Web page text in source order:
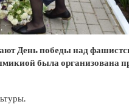
День победы над
была организована